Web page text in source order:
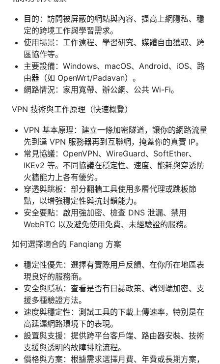
目的：訪問被屏蔽的網站與內容、提高上網隱私、穩
定的跨境工作與學習需求。
使用場景：工作遠程、學習研究、媒體自由獲取、跨
區協作等。
主要設備：Windows、macOS、Android、iOS、路
由器（如 OpenWrt/Padavan）。
網路情況：家用寬帶、辦公網、公共 Wi-Fi。
VPN 技術與工作原理（快速概覽）
VPN 基本原理：建立一條加密隧道，讓你的網路流量
先到達 VPN 服務器再到互聯網，掩蓋你的真實 IP。
常見協議：OpenVPN、WireGuard、SoftEther、
IKEv2 等。不同協議在穩定性、速度、能耗與穿透防
火牆能力上各有優劣。
穿透與跳板：部分翻牆工具使用多層代理或跳板節
點，以增強穩定性與抗封鎖能力。
安全要點：啟用強加密、檢查 DNS 泄漏、禁用
WebRTC 以及避免使用免費、未經驗證的服務。
如何選擇適合的 Fanqiang 方案
穩定性優先：選擇有實際用戶反饋、在你所在地區表
現良好的服務商。
安全與隱私：查看是否有日誌政策、端到端加密、支
援多種驗證方法。
速度與穩定性：測試工具的下載上傳速率，特別是在
高延遲網路環境下的表現。
設置與支援：提供跨平台客戶端、路由器安裝、技術
支援與透明的故障排除流程。
價格與方案：根據需求選擇月費、年費或長期方案，